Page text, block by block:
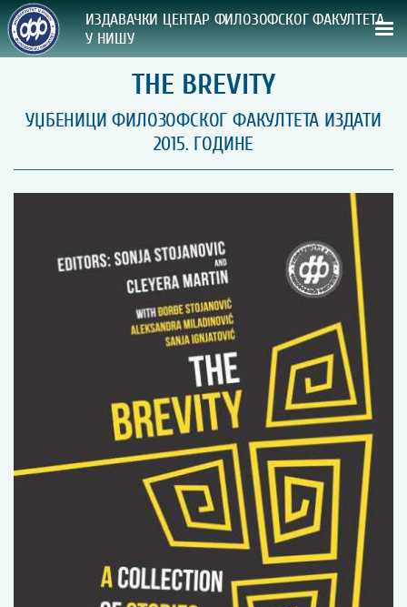
ИЗДАВАЧКИ ЦЕНТАР ФИЛОЗОФСКОГ ФАКУЛТЕТА
У НИШУ
СВА НАША ИЗДАЊА
ВРСТА ИЗДАЊА:
ГОДИНА ОБЈАВЉИВАЊА:
УПУТСТВА
Правилник о издавачкој делатности
Изјава о лектури
Изјава о коришћењу ауторског дела
Упутство за бирање лиценце
Уговор са аутором
Логотипи
Шаблон прве стране и импресума [B5, ћир]
Шаблон прве стране и импресума [B5, лат]
Шаблон прве стране и импресума [B5, енг]
Етички кодекс
THE BREVITY
УЏБЕНИЦИ ФИЛОЗОФСКОГ ФАКУЛТЕТА ИЗДАТИ
2015. ГОДИНЕ